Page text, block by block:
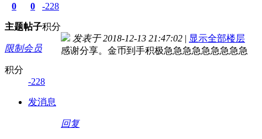
0
主题
0
帖子
-228
积分
限制会员
积分
-228
发消息
发表于 2018-12-13 21:47:02 | 显示全部楼层
感谢分享。金币到手积极急急急急急急急急急
回复